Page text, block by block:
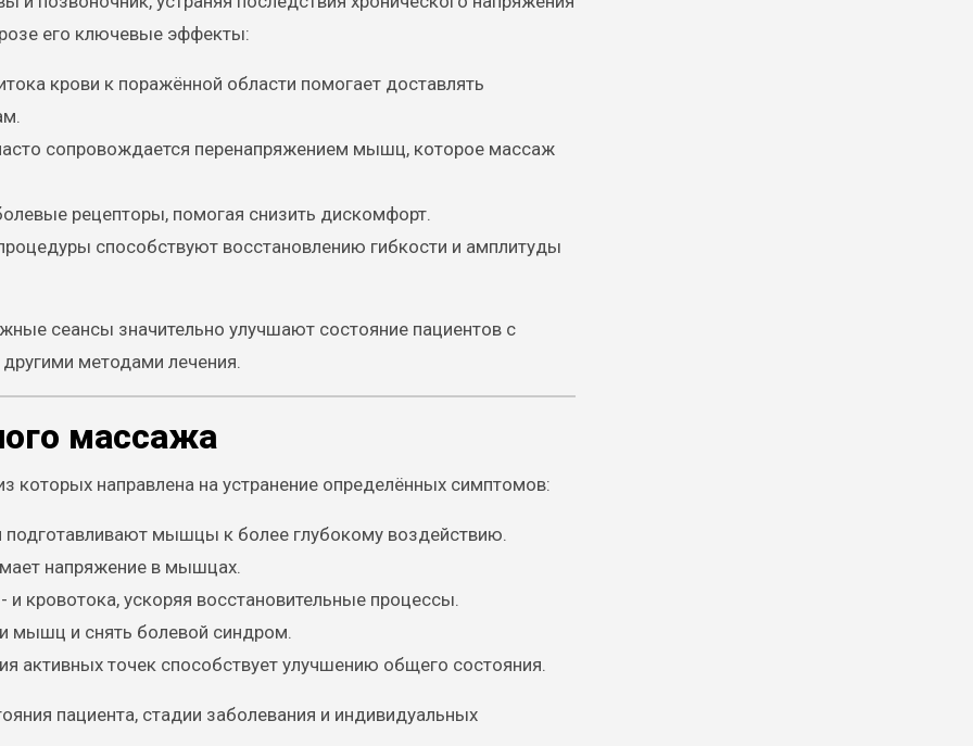
его ключевые эффекты:
крови к поражённой области помогает доставлять
сопровождается перенапряжением мышц, которое массаж
рецепторы, помогая снизить дискомфорт.
способствуют восстановлению гибкости и амплитуды
сеансы значительно улучшают состояние пациентов с
методами лечения.
массажа
которых направлена на устранение определённых симптомов:
мышцы к более глубокому воздействию.
напряжение в мышцах.
кровотока, ускоряя восстановительные процессы.
мышц и снять болевой синдром.
активных точек способствует улучшению общего состояния.
пациента, стадии заболевания и индивидуальных